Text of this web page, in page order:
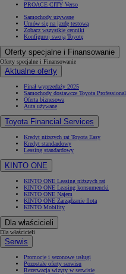
PROACE CITY Verso
Samochody używane
Umów się na jazdę testową
Zobacz wszystkie cenniki
Konfiguruj swoją Toyotę
Oferty specjalne i Finansowanie
Oferty specjalne i Finansowanie
Aktualne oferty
Finał wyprzedaży 2025
Samochody dostawcze Toyota Professional
Oferta biznesowa
Auta używane
Toyota Financial Services
Kredyt niższych rat Toyota Easy
Kredyt standardowy
Leasing standardowy
KINTO ONE
KINTO ONE Leasing niższych rat
KINTO ONE Leasing konsumencki
KINTO ONE Najem
KINTO ONE Zarządzanie flotą
KINTO Mobility
Dla właścicieli
Dla właścicieli
Serwis
Promocje i sezonowe usługi
Pozostałe oferty serwisu
Rezerwacja wizyty w serwisie